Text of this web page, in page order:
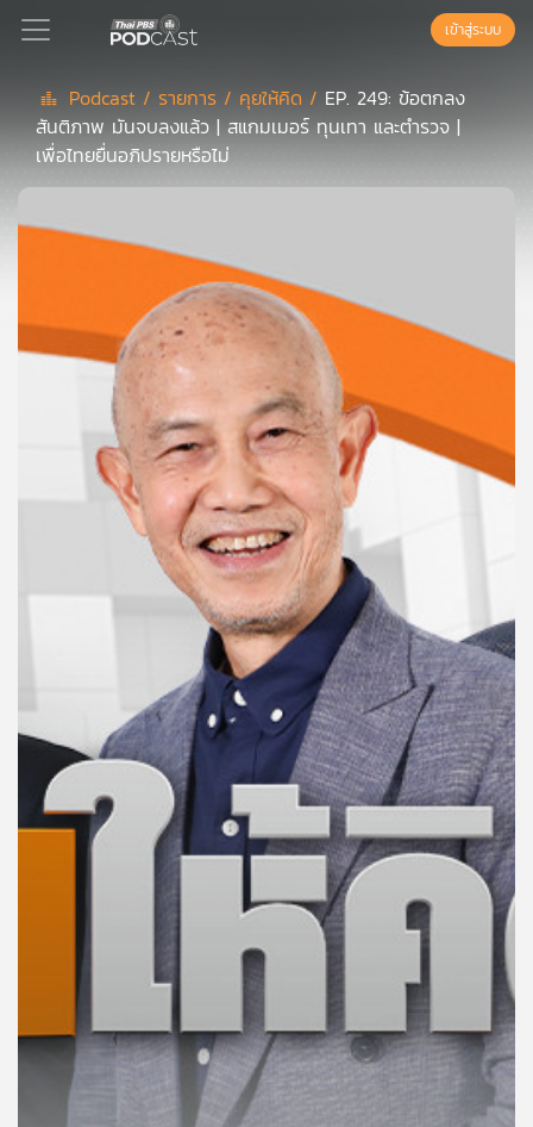
Podcast
เพล
แนะนำ
ข่าว
และ
เข้าสู่ระบบ
Podcast / รายการ / คุยให้คิด / EP. 249: ข้อตกลง
สันติภาพ มันจบลงแล้ว | สแกมเมอร์ ทุนเทา และตำรวจ |
เพื่อไทยยื่นอภิปรายหรือไม่